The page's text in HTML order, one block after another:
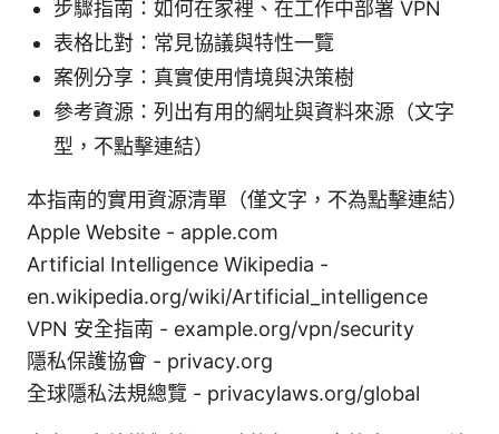
步驟指南：如何在家裡、在工作中部署 VPN
表格比對：常見協議與特性一覽
案例分享：真實使用情境與決策樹
參考資源：列出有用的網址與資料來源（文字
型，不點擊連結）
本指南的實用資源清單（僅文字，不為點擊連結）
Apple Website - apple.com
Artificial Intelligence Wikipedia -
en.wikipedia.org/wiki/Artificial_intelligence
VPN 安全指南 - example.org/vpn/security
隱私保護協會 - privacy.org
全球隱私法規總覽 - privacylaws.org/global